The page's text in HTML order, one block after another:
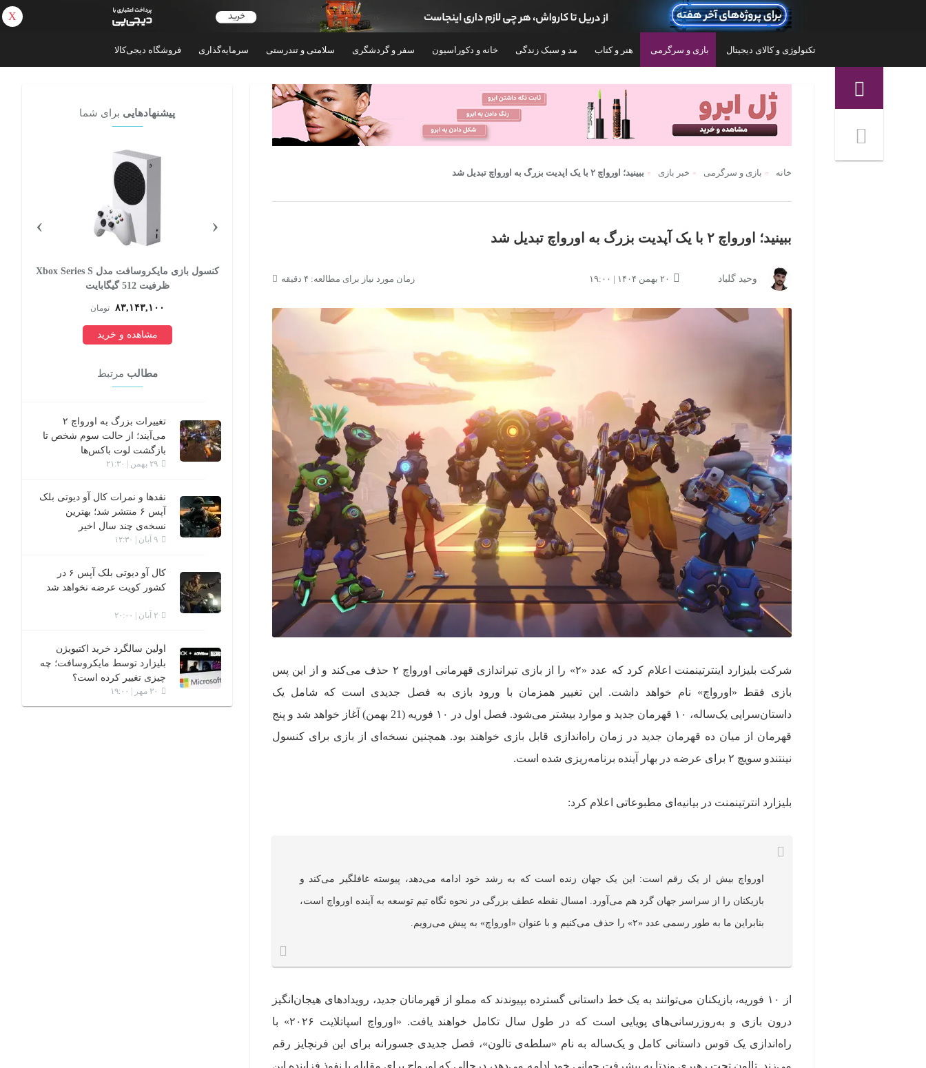
تکنولوژی و کالای دیجیتال بازی و سرگرمی هنر و کتاب مد و سبک زندگی خانه و دکوراسیون سفر و گردشگری سلامتی و تندرستی سرمایه‌گذاری فروشگاه دیجی‌کالا
منوی ناوبری خرده نان
خانه بازی و سرگرمی خبر بازی ببینید؛ اورواچ ۲ با یک آپدیت بزرگ به اورواچ تبدیل شد
ببینید؛ اورواچ ۲ با یک آپدیت بزرگ به اورواچ تبدیل شد
وحید گلباد ۲۰ بهمن ۱۴۰۴ | ۱۹:۰۰ زمان مورد نیاز برای مطالعه: ۴ دقیقه
شرکت بلیزارد اینترتینمنت اعلام کرد که عدد «۲» را از بازی تیراندازی قهرمانی اورواچ ۲ حذف می‌کند و از این پس
بازی فقط «اورواچ» نام خواهد داشت. این تغییر همزمان با ورود بازی به فصل جدیدی است که شامل یک
داستان‌سرایی یک‌ساله، ۱۰ قهرمان جدید و موارد بیشتر می‌شود. فصل اول در ۱۰ فوریه (21 بهمن) آغاز خواهد شد و پنج
قهرمان از میان ده قهرمان جدید در زمان راه‌اندازی قابل بازی خواهند بود. همچنین نسخه‌ای از بازی برای کنسول
نینتندو سویچ ۲ برای عرضه در بهار آینده برنامه‌ریزی شده است.
بلیزارد انترتینمنت در بیانیه‌ای مطبوعاتی اعلام کرد:
اورواچ بیش از یک رقم است: این یک جهان زنده است که به رشد خود ادامه می‌دهد، پیوسته غافلگیر می‌کند و
بازیکنان را از سراسر جهان گرد هم می‌آورد. امسال نقطه عطف بزرگی در نحوه نگاه تیم توسعه به آینده اورواچ است،
بنابراین ما به طور رسمی عدد «۲» را حذف می‌کنیم و با عنوان «اورواچ» به پیش می‌رویم.
از ۱۰ فوریه، بازیکنان می‌توانند به یک خط داستانی گسترده بپیوندند که مملو از قهرمانان جدید، رویدادهای هیجان‌انگیز
درون بازی و به‌روزرسانی‌های پویایی است که در طول سال تکامل خواهند یافت. «اورواچ اسپاتلایت ۲۰۲۶» با
راه‌اندازی یک قوس داستانی کامل و یک‌ساله به نام «سلطه‌ی تالون»، فصل جدیدی جسورانه برای این فرنچایز رقم
می‌زند. تالون تحت رهبری وندتا به پیشرفت جهانی خود ادامه می‌دهد، درحالی که اورواچ برای مقابله با نفوذ فزاینده این
پیشنهادهایی برای شما
کنسول بازی سونی مدل PlayStation 5 Slim
۱۳۱,۶۰۰,۰۰۰ تومان ۱۰۸,۴۰۰,۰۰۰ تومان
مشاهده و خرید
ظرفیت 512 گیگابایت
۸۳,۱۴۳,۱۰۰ تومان
کنسول بازی سونی مدل PlayStation 5 Pro
ظرفیت 2 ترابایت ریجن اروپا
۲۴۰,۳۰۰,۰۰۰ تومان
مشاهده و خرید
‹
›
مطالب مرتبط
تغییرات بزرگ به اورواچ ۲
می‌آیند؛ از حالت سوم شخص تا
بازگشت لوت باکس‌ها
۲۹ بهمن | ۲۱:۳۰
نقدها و نمرات کال آو دیوتی بلک
آپس ۶ منتشر شد؛ بهترین
نسخه‌ی چند سال اخیر
۹ آبان | ۱۲:۳۰
کال آو دیوتی بلک آپس ۶ در
کشور کویت عرضه نخواهد شد
۲ آبان | ۲۰:۰۰
اولین سالگرد خرید اکتیویژن
بلیزارد توسط مایکروسافت؛ چه
چیزی تغییر کرده است؟
۳۰ مهر | ۱۹:۰۰
X